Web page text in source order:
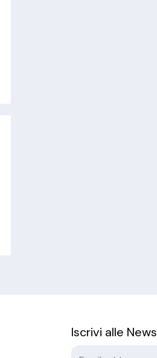
Iscrivi alle News